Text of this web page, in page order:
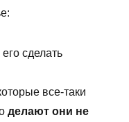
сделать
все-таки
делают они не